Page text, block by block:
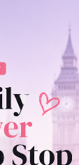
một bản
chỉ là một
rộng lớn hơn